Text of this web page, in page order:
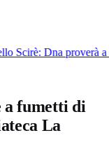
Scirè: Dna proverà
a fumetti di
La